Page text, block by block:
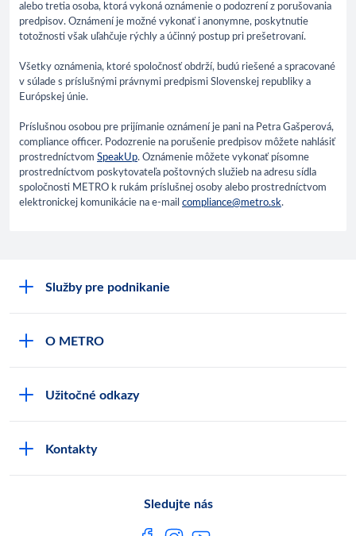
alebo tretia osoba, ktorá vykoná oznámenie o podozrení z porušovania
predpisov. Oznámení je možné vykonať i anonymne, poskytnutie
totožnosti však uľahčuje rýchly a účinný postup pri prešetrovaní.
Všetky oznámenia, ktoré spoločnosť obdrží, budú riešené a spracované
v súlade s príslušnými právnymi predpismi Slovenskej republiky a
Európskej únie.
Príslušnou osobou pre prijímanie oznámení je pani na Petra Gašperová,
compliance officer. Podozrenie na porušenie predpisov môžete nahlásiť
prostredníctvom SpeakUp. Oznámenie môžete vykonať písomne
prostredníctvom poskytovateľa poštovných služieb na adresu sídla
spoločnosti METRO k rukám príslušnej osoby alebo prostredníctvom
elektronickej komunikácie na e-mail compliance@metro.sk.
Služby pre podnikanie
O METRO
Užitočné odkazy
Kontakty
Sledujte nás